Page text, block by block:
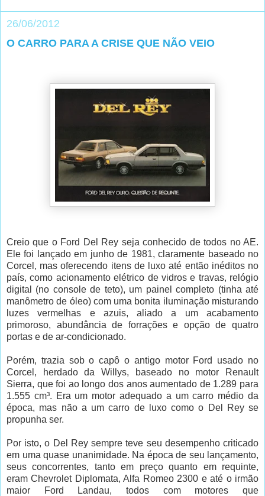
26/06/2012
O CARRO PARA A CRISE QUE NÃO VEIO
Creio que o Ford Del Rey seja conhecido de todos no AE.
Ele foi lançado em junho de 1981, claramente baseado no
Corcel, mas oferecendo itens de luxo até então inéditos no
país, como acionamento elétrico de vidros e travas, relógio
digital (no console de teto), um painel completo (tinha até
manômetro de óleo) com uma bonita iluminação misturando
luzes vermelhas e azuis, aliado a um acabamento
primoroso, abundância de forrações e opção de quatro
portas e de ar-condicionado.
Porém, trazia sob o capô o antigo motor Ford usado no
Corcel, herdado da Willys, baseado no motor Renault
Sierra, que foi ao longo dos anos aumentado de 1.289 para
1.555 cm³. Era um motor adequado a um carro médio da
época, mas não a um carro de luxo como o Del Rey se
propunha ser.
Por isto, o Del Rey sempre teve seu desempenho criticado
em uma quase unanimidade. Na época de seu lançamento,
seus concorrentes, tanto em preço quanto em requinte,
eram Chevrolet Diplomata, Alfa Romeo 2300 e até o irmão
maior Ford Landau, todos com motores que